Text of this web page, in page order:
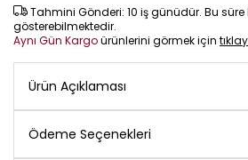
Tahmini Gönderi: 10 iş günüdür. Bu
gösterebilmektedir.
Aynı Gün Kargoürünlerini görmek için
Ürün Açıklaması
Ödeme Seçenekleri